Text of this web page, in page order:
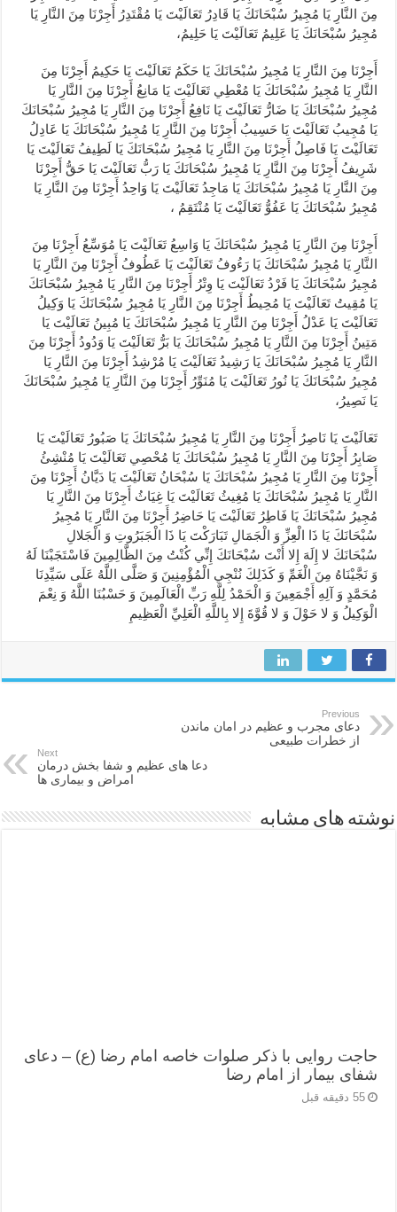
مِنَ النَّارِ يَا مُجِيرُ سُبْحَانَكَ يَا قَادِرُ تَعَالَيْتَ يَا مُقْتَدِرُ أَجِرْنَا مِنَ النَّارِ يَا
مُجِيرُ سُبْحَانَكَ يَا عَلِيمُ تَعَالَيْتَ يَا حَلِيمُ،
أَجِرْنَا مِنَ النَّارِ يَا مُجِيرُ سُبْحَانَكَ يَا حَكَمُ تَعَالَيْتَ يَا حَكِيمُ أَجِرْنَا مِنَ
النَّارِ يَا مُجِيرُ سُبْحَانَكَ يَا مُعْطِي تَعَالَيْتَ يَا مَانِعُ أَجِرْنَا مِنَ النَّارِ يَا
مُجِيرُ سُبْحَانَكَ يَا ضَارُّ تَعَالَيْتَ يَا نَافِعُ أَجِرْنَا مِنَ النَّارِ يَا مُجِيرُ سُبْحَانَكَ
يَا مُجِيبُ تَعَالَيْتَ يَا حَسِيبُ أَجِرْنَا مِنَ النَّارِ يَا مُجِيرُ سُبْحَانَكَ يَا عَادِلُ
تَعَالَيْتَ يَا فَاصِلُ أَجِرْنَا مِنَ النَّارِ يَا مُجِيرُ سُبْحَانَكَ يَا لَطِيفُ تَعَالَيْتَ يَا
شَرِيفُ أَجِرْنَا مِنَ النَّارِ يَا مُجِيرُ سُبْحَانَكَ يَا رَبُّ تَعَالَيْتَ يَا حَقُّ أَجِرْنَا
مِنَ النَّارِ يَا مُجِيرُ سُبْحَانَكَ يَا مَاجِدُ تَعَالَيْتَ يَا وَاحِدُ أَجِرْنَا مِنَ النَّارِ يَا
مُجِيرُ سُبْحَانَكَ يَا عَفُوُّ تَعَالَيْتَ يَا مُنْتَقِمُ ،
أَجِرْنَا مِنَ النَّارِ يَا مُجِيرُ سُبْحَانَكَ يَا وَاسِعُ تَعَالَيْتَ يَا مُوَسِّعُ أَجِرْنَا مِنَ
النَّارِ يَا مُجِيرُ سُبْحَانَكَ يَا رَءُوفُ تَعَالَيْتَ يَا عَطُوفُ أَجِرْنَا مِنَ النَّارِ يَا
مُجِيرُ سُبْحَانَكَ يَا فَرْدُ تَعَالَيْتَ يَا وِتْرُ أَجِرْنَا مِنَ النَّارِ يَا مُجِيرُ سُبْحَانَكَ
يَا مُقِيتُ تَعَالَيْتَ يَا مُحِيطُ أَجِرْنَا مِنَ النَّارِ يَا مُجِيرُ سُبْحَانَكَ يَا وَكِيلُ
تَعَالَيْتَ يَا عَدْلُ أَجِرْنَا مِنَ النَّارِ يَا مُجِيرُ سُبْحَانَكَ يَا مُبِينُ تَعَالَيْتَ يَا
مَتِينُ أَجِرْنَا مِنَ النَّارِ يَا مُجِيرُ سُبْحَانَكَ يَا بَرُّ تَعَالَيْتَ يَا وَدُودُ أَجِرْنَا مِنَ
النَّارِ يَا مُجِيرُ سُبْحَانَكَ يَا رَشِيدُ تَعَالَيْتَ يَا مُرْشِدُ أَجِرْنَا مِنَ النَّارِ يَا
مُجِيرُ سُبْحَانَكَ يَا نُورُ تَعَالَيْتَ يَا مُنَوِّرُ أَجِرْنَا مِنَ النَّارِ يَا مُجِيرُ سُبْحَانَكَ
يَا نَصِيرُ،
تَعَالَيْتَ يَا نَاصِرُ أَجِرْنَا مِنَ النَّارِ يَا مُجِيرُ سُبْحَانَكَ يَا صَبُورُ تَعَالَيْتَ يَا
صَابِرُ أَجِرْنَا مِنَ النَّارِ يَا مُجِيرُ سُبْحَانَكَ يَا مُحْصِي تَعَالَيْتَ يَا مُنْشِئُ
أَجِرْنَا مِنَ النَّارِ يَا مُجِيرُ سُبْحَانَكَ يَا سُبْحَانُ تَعَالَيْتَ يَا دَيَّانُ أَجِرْنَا مِنَ
النَّارِ يَا مُجِيرُ سُبْحَانَكَ يَا مُغِيثُ تَعَالَيْتَ يَا غِيَاثُ أَجِرْنَا مِنَ النَّارِ يَا
مُجِيرُ سُبْحَانَكَ يَا فَاطِرُ تَعَالَيْتَ يَا حَاضِرُ أَجِرْنَا مِنَ النَّارِ يَا مُجِيرُ
سُبْحَانَكَ يَا ذَا الْعِزِّ وَ الْجَمَالِ تَبَارَكْتَ يَا ذَا الْجَبَرُوتِ وَ الْجَلالِ
سُبْحَانَكَ لا إِلَهَ إِلا أَنْتَ سُبْحَانَكَ إِنِّي كُنْتُ مِنَ الظَّالِمِينَ فَاسْتَجَبْنَا لَهُ
وَ نَجَّيْنَاهُ مِنَ الْغَمِّ وَ كَذَلِكَ نُنْجِي الْمُؤْمِنِينَ وَ صَلَّى اللَّهُ عَلَى سَيِّدِنَا
مُحَمَّدٍ وَ آلِهِ أَجْمَعِينَ وَ الْحَمْدُ لِلَّهِ رَبِّ الْعَالَمِينَ وَ حَسْبُنَا اللَّهُ وَ نِعْمَ
الْوَكِيلُ وَ لا حَوْلَ وَ لا قُوَّةَ إِلا بِاللَّهِ الْعَلِيِّ الْعَظِيمِ
Previous
دعای مجرب و عظیم در امان ماندن
از خطرات طبیعی
Next
دعا های عظیم و شفا بخش درمان
امراض و بیماری ها
نوشته های مشابه
حاجت روایی با ذکر صلوات خاصه امام رضا (ع) – دعای
شفای بیمار از امام رضا
55 دقیقه قبل